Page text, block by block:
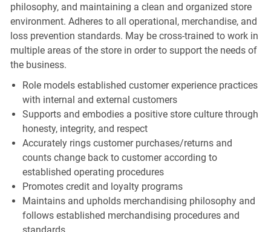
philosophy, and maintaining a clean and organized store
environment. Adheres to all operational, merchandise, and
loss prevention standards. May be cross-trained to work in
multiple areas of the store in order to support the needs of
the business.
Role models established customer experience practices
with internal and external customers
Supports and embodies a positive store culture through
honesty, integrity, and respect
Accurately rings customer purchases/returns and
counts change back to customer according to
established operating procedures
Promotes credit and loyalty programs
Maintains and upholds merchandising philosophy and
follows established merchandising procedures and
standards